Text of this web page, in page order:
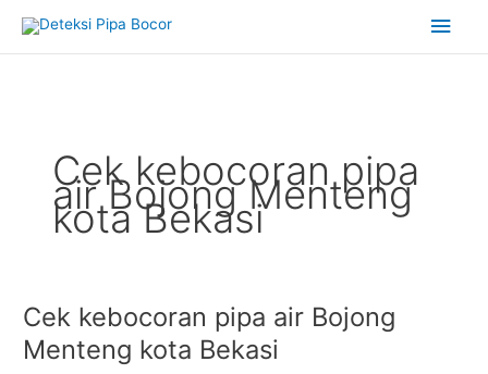
content
Main
Cek kebocoran pipa
air Bojong Menteng
kota Bekasi
Cek kebocoran pipa air Bojong
Menteng kota Bekasi
Cek
kebocoran
pipa